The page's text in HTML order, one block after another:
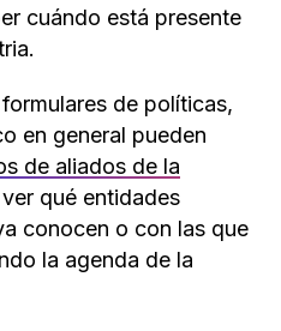
cuándo está presente
de políticas,
en general pueden
de aliados de la
qué entidades
conocen o con las que
la agenda de la